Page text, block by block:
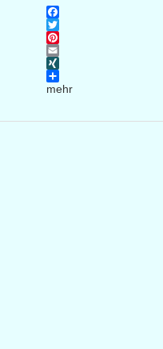
Facebook
Twitter
Pinterest
Email
XING
mehr